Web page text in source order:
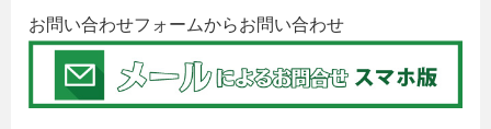
お問い合わせフォームからお問い合わせ